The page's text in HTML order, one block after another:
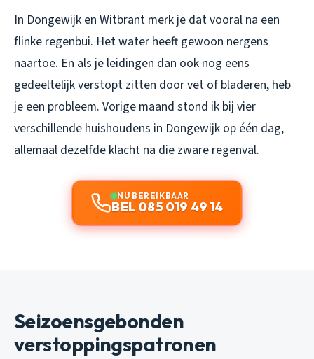
In Dongewijk en Witbrant merk je dat vooral na een
flinke regenbui. Het water heeft gewoon nergens
naartoe. En als je leidingen dan ook nog eens
gedeeltelijk verstopt zitten door vet of bladeren, heb
je een probleem. Vorige maand stond ik bij vier
verschillende huishoudens in Dongewijk op één dag,
allemaal dezelfde klacht na die zware regenval.
NU BEREIKBAAR
BEL 085 019 49 14
Seizoensgebonden
verstoppingspatronen